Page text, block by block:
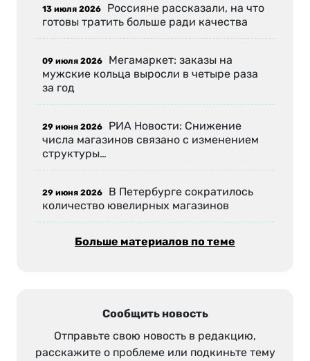
13 июля 2026 Россияне рассказали, на что
готовы тратить больше ради качества
09 июля 2026 Мегамаркет: заказы на
мужские кольца выросли в четыре раза
за год
29 июня 2026 РИА Новости: Снижение
числа магазинов связано с изменением
структуры…
29 июня 2026 В Петербурге сократилось
количество ювелирных магазинов
Больше материалов по теме
Сообщить новость
Отправьте свою новость в редакцию,
расскажите о проблеме или подкиньте тему